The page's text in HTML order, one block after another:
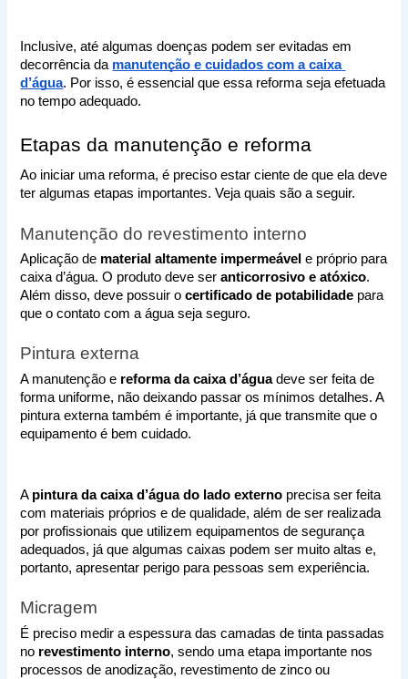
Inclusive, até algumas doenças podem ser evitadas em
decorrência da manutenção e cuidados com a caixa
d’água. Por isso, é essencial que essa reforma seja efetuada
no tempo adequado.
Etapas da manutenção e reforma
Ao iniciar uma reforma, é preciso estar ciente de que ela deve
ter algumas etapas importantes. Veja quais são a seguir.
Manutenção do revestimento interno
Aplicação de material altamente impermeável e próprio para
caixa d’água. O produto deve ser anticorrosivo e atóxico.
Além disso, deve possuir o certificado de potabilidade para
que o contato com a água seja seguro.
Pintura externa
A manutenção e reforma da caixa d’água deve ser feita de
forma uniforme, não deixando passar os mínimos detalhes. A
pintura externa também é importante, já que transmite que o
equipamento é bem cuidado.
A pintura da caixa d’água do lado externo precisa ser feita
com materiais próprios e de qualidade, além de ser realizada
por profissionais que utilizem equipamentos de segurança
adequados, já que algumas caixas podem ser muito altas e,
portanto, apresentar perigo para pessoas sem experiência.
Micragem
É preciso medir a espessura das camadas de tinta passadas
no revestimento interno, sendo uma etapa importante nos
processos de anodização, revestimento de zinco ou